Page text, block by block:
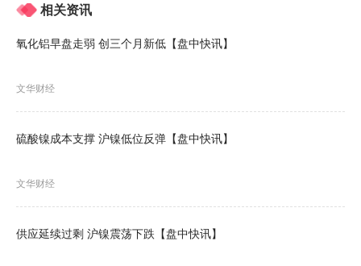
相关资讯
氧化铝早盘走弱 创三个月新低【盘中快讯】
文华财经
硫酸镍成本支撑 沪镍低位反弹【盘中快讯】
文华财经
供应延续过剩 沪镍震荡下跌【盘中快讯】